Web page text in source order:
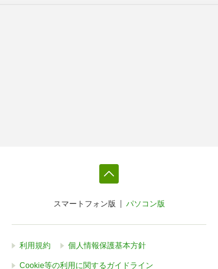
スマートフォン版 パソコン版
利用規約 個人情報保護基本方針
Cookie等の利用に関するガイドライン